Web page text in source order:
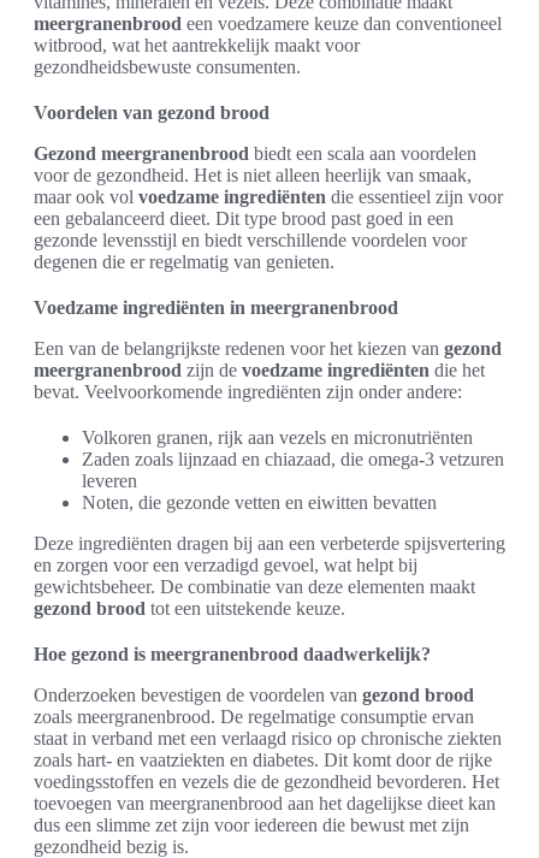
meergranenbrood een voedzamere keuze dan conventioneel
witbrood, wat het aantrekkelijk maakt voor
gezondheidsbewuste consumenten.
Voordelen van gezond brood
Gezond meergranenbrood biedt een scala aan voordelen
voor de gezondheid. Het is niet alleen heerlijk van smaak,
maar ook vol voedzame ingrediënten die essentieel zijn voor
een gebalanceerd dieet. Dit type brood past goed in een
gezonde levensstijl en biedt verschillende voordelen voor
degenen die er regelmatig van genieten.
Voedzame ingrediënten in meergranenbrood
Een van de belangrijkste redenen voor het kiezen van gezond
meergranenbrood zijn de voedzame ingrediënten die het
bevat. Veelvoorkomende ingrediënten zijn onder andere:
Volkoren granen, rijk aan vezels en micronutriënten
Zaden zoals lijnzaad en chiazaad, die omega-3 vetzuren
leveren
Noten, die gezonde vetten en eiwitten bevatten
Deze ingrediënten dragen bij aan een verbeterde spijsvertering
en zorgen voor een verzadigd gevoel, wat helpt bij
gewichtsbeheer. De combinatie van deze elementen maakt
gezond brood tot een uitstekende keuze.
Hoe gezond is meergranenbrood daadwerkelijk?
Onderzoeken bevestigen de voordelen van gezond brood
zoals meergranenbrood. De regelmatige consumptie ervan
staat in verband met een verlaagd risico op chronische ziekten
zoals hart- en vaatziekten en diabetes. Dit komt door de rijke
voedingsstoffen en vezels die de gezondheid bevorderen. Het
toevoegen van meergranenbrood aan het dagelijkse dieet kan
dus een slimme zet zijn voor iedereen die bewust met zijn
gezondheid bezig is.